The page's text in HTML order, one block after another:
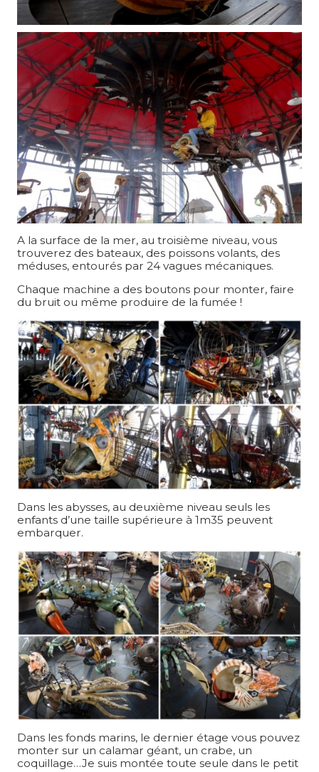
A la surface de la mer, au troisième niveau, vous
trouverez des bateaux, des poissons volants, des
méduses, entourés par 24 vagues mécaniques.
Chaque machine a des boutons pour monter, faire
du bruit ou même produire de la fumée !
Dans les abysses, au deuxième niveau seuls les
enfants d’une taille supérieure à 1m35 peuvent
embarquer.
Dans les fonds marins, le dernier étage vous pouvez
monter sur un calamar géant, un crabe, un
coquillage…Je suis montée toute seule dans le petit